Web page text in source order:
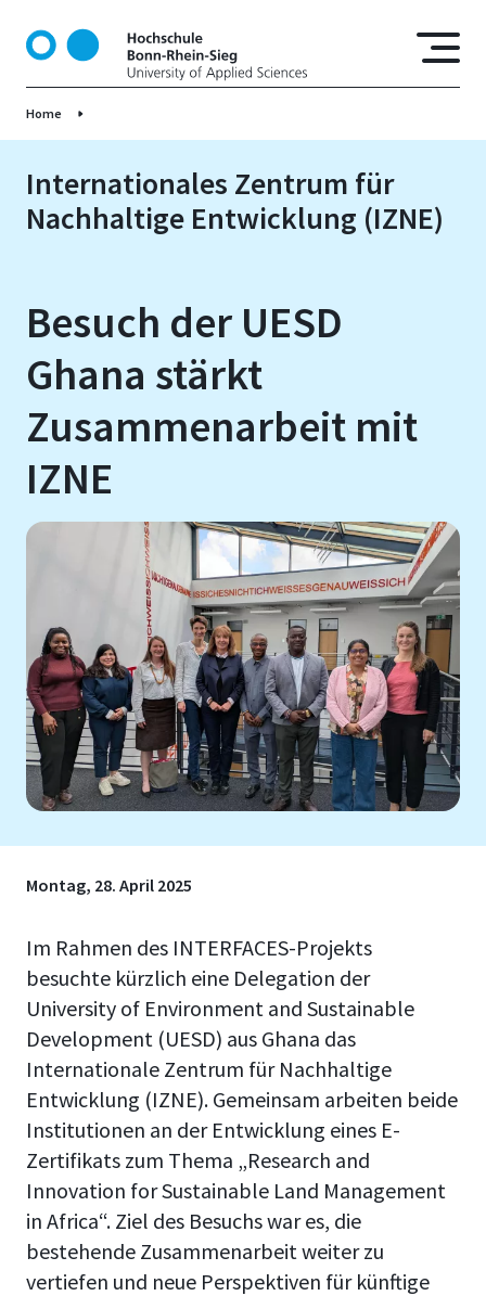
t
Home
Internationales Zentrum für
Nachhaltige Entwicklung (IZNE)
Besuch der UESD
Ghana stärkt
Zusammenarbeit mit
IZNE
Montag, 28. April 2025
Im Rahmen des INTERFACES-Projekts
besuchte kürzlich eine Delegation der
University of Environment and Sustainable
Development (UESD) aus Ghana das
Internationale Zentrum für Nachhaltige
Entwicklung (IZNE). Gemeinsam arbeiten beide
Institutionen an der Entwicklung eines E-
Zertifikats zum Thema „Research and
Innovation for Sustainable Land Management
in Africa“. Ziel des Besuchs war es, die
bestehende Zusammenarbeit weiter zu
vertiefen und neue Perspektiven für künftige